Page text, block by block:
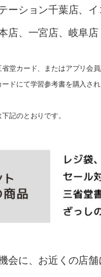
ーション千葉店、
店、一宮店、岐阜店
堂カード、またはアプリ会
ドにて学習参考書を購入さ
記のとおりです。
会に、お近くの店